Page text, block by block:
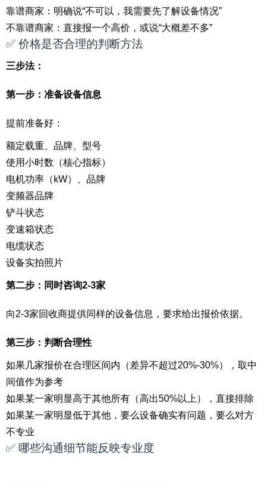
靠谱商家：明确说“不可以，我需要先了解设备情况”
不靠谱商家：直接报一个高价，或说“大概差不多”
✅ 价格是否合理的判断方法
三步法：
第一步：准备设备信息
提前准备好：
额定载重、品牌、型号
使用小时数（核心指标）
电机功率（kW）、品牌
变频器品牌
铲斗状态
变速箱状态
电缆状态
设备实拍照片
第二步：同时咨询2-3家
向2-3家回收商提供同样的设备信息，要求给出报价依据。
第三步：判断合理性
如果几家报价在合理区间内（差异不超过20%-30%），取中
间值作为参考
如果某一家明显高于其他所有（高出50%以上），直接排除
如果某一家明显低于其他，要么设备确实有问题，要么对方
不专业
✅ 哪些沟通细节能反映专业度